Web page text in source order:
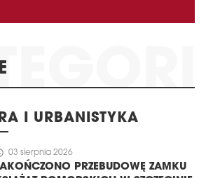
I URBANISTYKA
03 sierpnia 2026
PRZEBUDOWĘ ZAMKU